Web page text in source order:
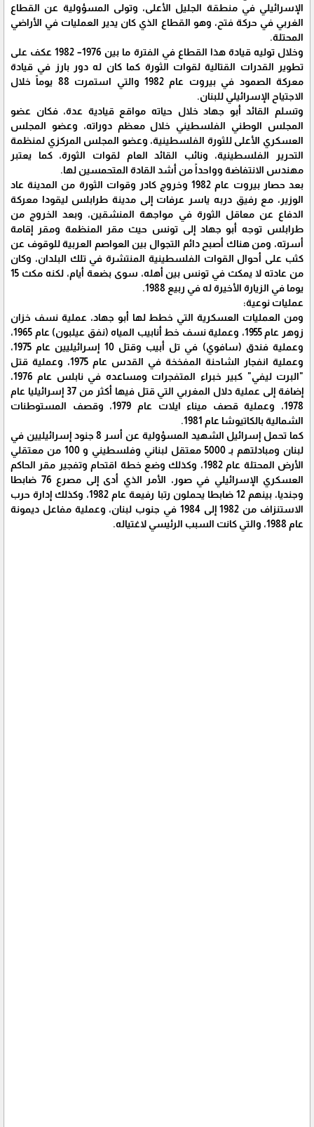
الإسرائيلي في منطقة الجليل الأعلى، وتولى المسؤولية عن القطاع
الغربي في حركة فتح، وهو القطاع الذي كان يدير العمليات في الأراضي
المحتلة.
وخلال توليه قيادة هذا القطاع في الفترة ما بين 1976– 1982 عكف على
تطوير القدرات القتالية لقوات الثورة كما كان له دور بارز في قيادة
معركة الصمود في بيروت عام 1982 والتي استمرت 88 يوماً خلال
الاجتياح الإسرائيلي للبنان.
وتسلم القائد أبو جهاد خلال حياته مواقع قيادية عدة، فكان عضو
المجلس الوطني الفلسطيني خلال معظم دوراته، وعضو المجلس
العسكري الأعلى للثورة الفلسطينية، وعضو المجلس المركزي لمنظمة
التحرير الفلسطينية، ونائب القائد العام لقوات الثورة، كما يعتبر
مهندس الانتفاضة وواحداً من أشد القادة المتحمسين لها.
بعد حصار بيروت عام 1982 وخروج كادر وقوات الثورة من المدينة عاد
الوزير، مع رفيق دربه ياسر عرفات إلى مدينة طرابلس ليقودا معركة
الدفاع عن معاقل الثورة في مواجهة المنشقين، وبعد الخروج من
طرابلس توجه أبو جهاد إلى تونس حيث مقر المنظمة ومقر إقامة
أسرته، ومن هناك أصبح دائم التجوال بين العواصم العربية للوقوف عن
كثب على أحوال القوات الفلسطينية المنتشرة في تلك البلدان، وكان
من عادته لا يمكث في تونس بين أهله، سوى بضعة أيام، لكنه مكث 15
يوما في الزيارة الأخيرة له في ربيع 1988.
عمليات نوعية:
ومن العمليات العسكرية التي خطط لها أبو جهاد، عملية نسف خزان
زوهر عام 1955، وعملية نسف خط أنابيب المياه (نفق عيلبون) عام 1965،
وعملية فندق (سافوي) في تل أبيب وقتل 10 إسرائيليين عام 1975،
وعملية انفجار الشاحنة المفخخة في القدس عام 1975، وعملية قتل
"البرت ليفي" كبير خبراء المتفجرات ومساعده في نابلس عام 1976،
إضافة إلى عملية دلال المغربي التي قتل فيها أكثر من 37 إسرائيليا عام
1978، وعملية قصف ميناء ايلات عام 1979، وقصف المستوطنات
الشمالية بالكاتيوشا عام 1981.
كما تحمل إسرائيل الشهيد المسؤولية عن أسر 8 جنود إسرائيليين في
لبنان ومبادلتهم بـ 5000 معتقل لبناني وفلسطيني و 100 من معتقلي
الأرض المحتلة عام 1982، وكذلك وضع خطة اقتحام وتفجير مقر الحاكم
العسكري الإسرائيلي في صور، الأمر الذي أدى إلى مصرع 76 ضابطا
وجنديا، بينهم 12 ضابطا يحملون رتبا رفيعة عام 1982، وكذلك إدارة حرب
الاستنزاف من 1982 إلى 1984 في جنوب لبنان، وعملية مفاعل ديمونة
عام 1988، والتي كانت السبب الرئيسي لاغتياله.